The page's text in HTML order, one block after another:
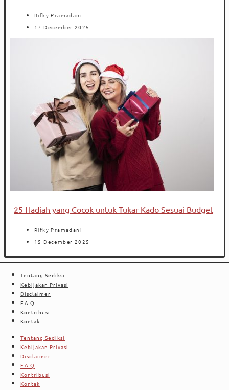
Rifky Pramadani
17 December 2025
25 Hadiah yang Cocok untuk Tukar Kado Sesuai Budget
Rifky Pramadani
15 December 2025
Tentang Sediksi
Kebijakan Privasi
Disclaimer
F.A.Q
Kontribusi
Kontak
Tentang Sediksi
Kebijakan Privasi
Disclaimer
F.A.Q
Kontribusi
Kontak